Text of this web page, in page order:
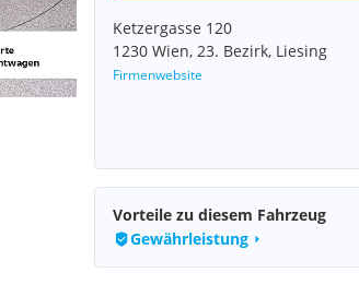
Ketzergasse 120
1230 Wien, 23. Bezirk, Liesing
Firmenwebsite
Vorteile zu diesem Fahrzeug
Gewährleistung